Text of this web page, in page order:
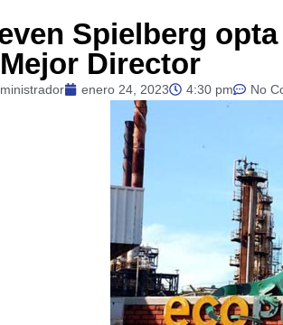
Spielberg
Director
enero 24, 2023 4:30 pm No